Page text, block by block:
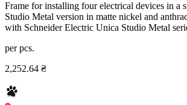
Frame for installing four electrical devices in a
Studio Metal version in matte nickel and
with Schneider Electric Unica Studio Metal
per pcs.
2,252.64 ₴